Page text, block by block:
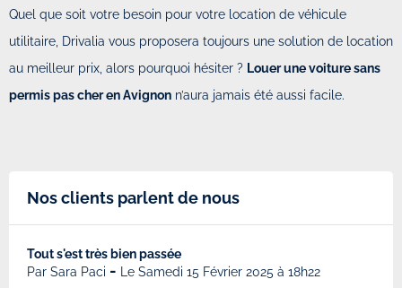
Quel que soit votre besoin pour votre location de véhicule
utilitaire, Drivalia vous proposera toujours une solution de location
au meilleur prix, alors pourquoi hésiter ? Louer une voiture sans
permis pas cher en Avignon n’aura jamais été aussi facile.
Nos clients parlent de nous
Tout s'est très bien passée
Par Sara Paci - Le Samedi 15 Février 2025 à 18h22